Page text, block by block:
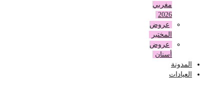
مغربي
عروض
المختبر
عروض
أسنان
المدونة
العيادات